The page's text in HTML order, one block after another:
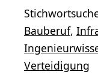
Bauberuf,
Verteidigung